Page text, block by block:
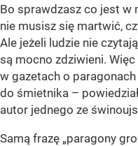
Bo sprawdzasz co jest w
nie musisz się martwić,
Ale jeżeli ludzie nie
są mocno zdziwieni.
w gazetach o
do śmietnika –
autor jednego ze
Samą frazę „paragony